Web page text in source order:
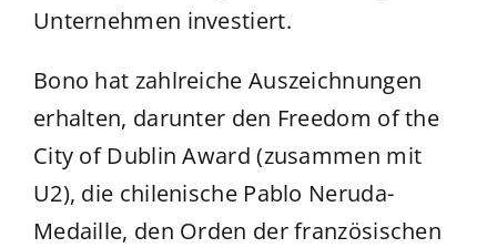
Unternehmen investiert.
Bono hat zahlreiche Auszeichnungen
erhalten, darunter den Freedom of the
City of Dublin Award (zusammen mit
U2), die chilenische Pablo Neruda-
Medaille, den Orden der französischen